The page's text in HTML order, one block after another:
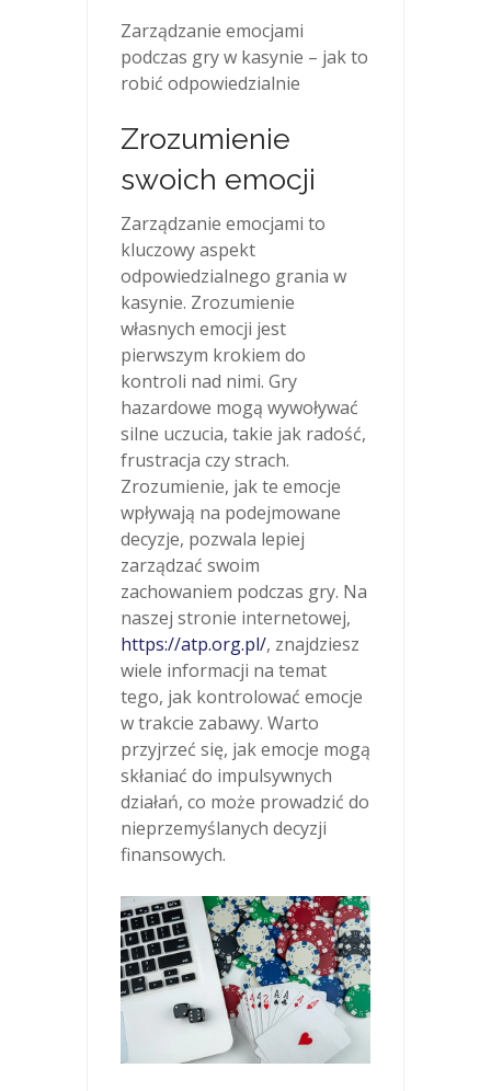
Zarządzanie emocjami
podczas gry w kasynie – jak to
robić odpowiedzialnie
Zrozumienie
swoich emocji
Zarządzanie emocjami to
kluczowy aspekt
odpowiedzialnego grania w
kasynie. Zrozumienie
własnych emocji jest
pierwszym krokiem do
kontroli nad nimi. Gry
hazardowe mogą wywoływać
silne uczucia, takie jak radość,
frustracja czy strach.
Zrozumienie, jak te emocje
wpływają na podejmowane
decyzje, pozwala lepiej
zarządzać swoim
zachowaniem podczas gry. Na
naszej stronie internetowej,
https://atp.org.pl/, znajdziesz
wiele informacji na temat
tego, jak kontrolować emocje
w trakcie zabawy. Warto
przyjrzeć się, jak emocje mogą
skłaniać do impulsywnych
działań, co może prowadzić do
nieprzemyślanych decyzji
finansowych.